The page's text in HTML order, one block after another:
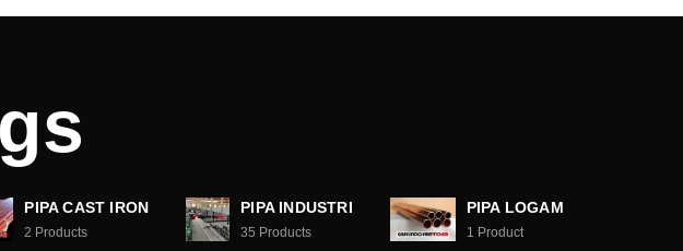
PIPA CAST IRON
2 Products
PIPA INDUSTRI
35 Products
PIPA LOGAM
1 Product